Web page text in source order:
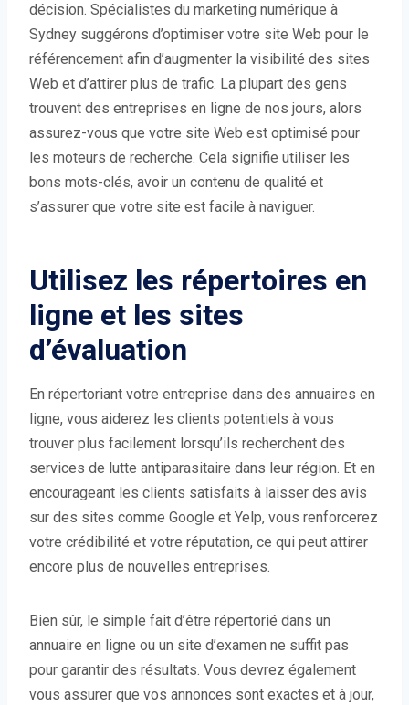
décision. Spécialistes du marketing numérique à
Sydney suggérons d’optimiser votre site Web pour le
référencement afin d’augmenter la visibilité des sites
Web et d’attirer plus de trafic. La plupart des gens
trouvent des entreprises en ligne de nos jours, alors
assurez-vous que votre site Web est optimisé pour
les moteurs de recherche. Cela signifie utiliser les
bons mots-clés, avoir un contenu de qualité et
s’assurer que votre site est facile à naviguer.
Utilisez les répertoires en
ligne et les sites
d’évaluation
En répertoriant votre entreprise dans des annuaires en
ligne, vous aiderez les clients potentiels à vous
trouver plus facilement lorsqu’ils recherchent des
services de lutte antiparasitaire dans leur région. Et en
encourageant les clients satisfaits à laisser des avis
sur des sites comme Google et Yelp, vous renforcerez
votre crédibilité et votre réputation, ce qui peut attirer
encore plus de nouvelles entreprises.
Bien sûr, le simple fait d’être répertorié dans un
annuaire en ligne ou un site d’examen ne suffit pas
pour garantir des résultats. Vous devrez également
vous assurer que vos annonces sont exactes et à jour,